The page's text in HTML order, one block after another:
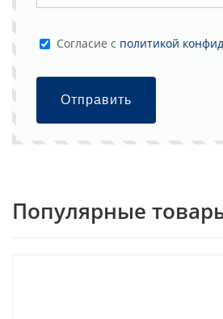
Cогласие с политикой
Отправить
Популярные